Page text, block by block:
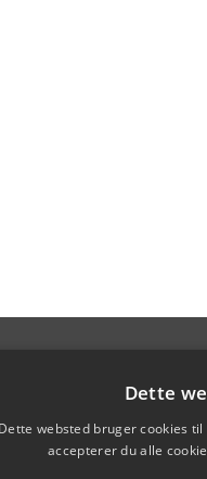
Dette
Dette websted bruger cookies
accepterer du alle